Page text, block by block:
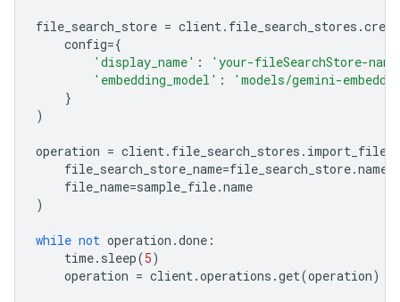
file_search_store = client. file_search_stores .
config={
'display_name' :
'your-fileSearchStore-
'embedding_model' :
'models/gemini-
}
)
operation = client. file_search_stores . import_file
file_search_store_name=file_search_store.name
file_name=sample_file.name
)
while not operation .done :
time. sleep(5)
operation = client.operations .get(operation)